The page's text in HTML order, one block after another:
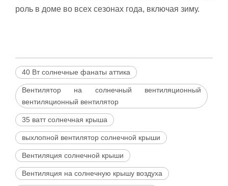
роль в доме во всех сезонах года, включая зиму.
40 Вт солнечные фанаты аттика
Вентилятор на солнечный вентиляционный
вентиляционный вентилятор
35 ватт солнечная крыша
выхлопной вентилятор солнечной крыши
Вентиляция солнечной крыши
Вентиляция на солнечную крышу воздуха